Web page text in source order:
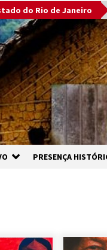
do Rio de Janeiro
PRESENÇA